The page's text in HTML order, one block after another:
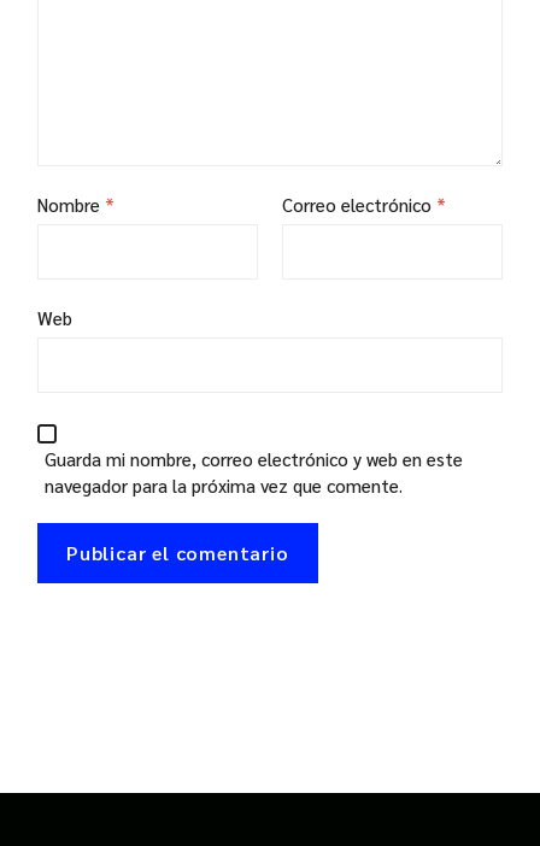
Nombre * Correo electrónico *
Web
Guarda mi nombre, correo electrónico y web en este
navegador para la próxima vez que comente.